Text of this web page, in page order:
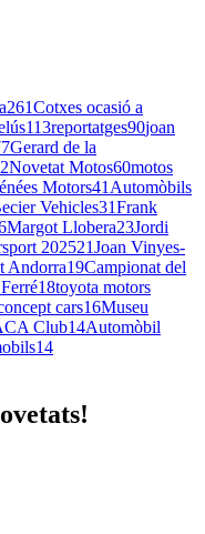
261Cotxes ocasió a
113reportatges90joan
Gerard de la
Novetat Motos60motos
Motors41 Automòbils
Vehicles31Frank
Margot Llobera23Jordi
202521Joan Vinyes-
Andorra19Campionat del
18toyota motors
cars16Museu
Club14Automòbil
14